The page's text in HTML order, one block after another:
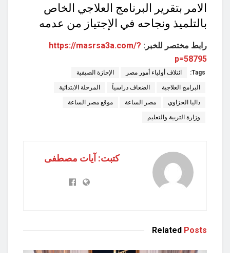
الامر بتقرير البرنامج العلاجي الخاص
بالتلميذ ونجاحه في الإجتياز من عدمه
رابط مختصر للخبر: https://masrsa3a.com/?
p=58795
Tags: ائتلاف أولياء أمور مصر الإجازة الصيفية
البرامج العلاجية الضعاف دراسياً المرحلة الابتدائية
داليا الحزاوي مصر الساعة موقع مصر الساعة
وزارة التربية والتعليم
كتبت: آيات مصطفى
Related Posts